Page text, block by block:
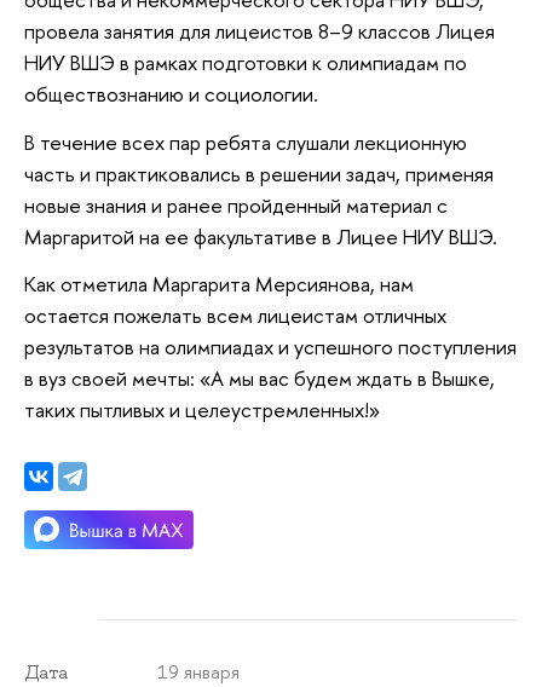
провела занятия для лицеистов 8–9 классов Лицея
НИУ ВШЭ в рамках подготовки к олимпиадам по
обществознанию и социологии.
В течение всех пар ребята слушали лекционную
часть и практиковались в решении задач, применяя
новые знания и ранее пройденный материал с
Маргаритой на ее факультативе в Лицее НИУ ВШЭ.
Как отметила Маргарита Мерсиянова, нам
остается пожелать всем лицеистам отличных
результатов на олимпиадах и успешного поступления
в вуз своей мечты: «А мы вас будем ждать в Вышке,
таких пытливых и целеустремленных!»
Дата 19 января